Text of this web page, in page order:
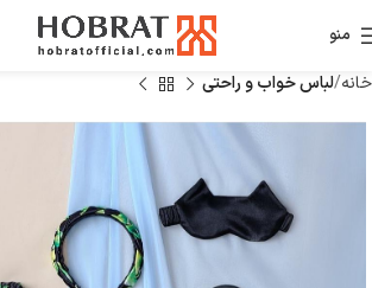
منو
خانه لباس خواب و راحتی